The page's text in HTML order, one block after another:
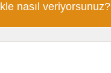
nasıl veriyorsunuz?